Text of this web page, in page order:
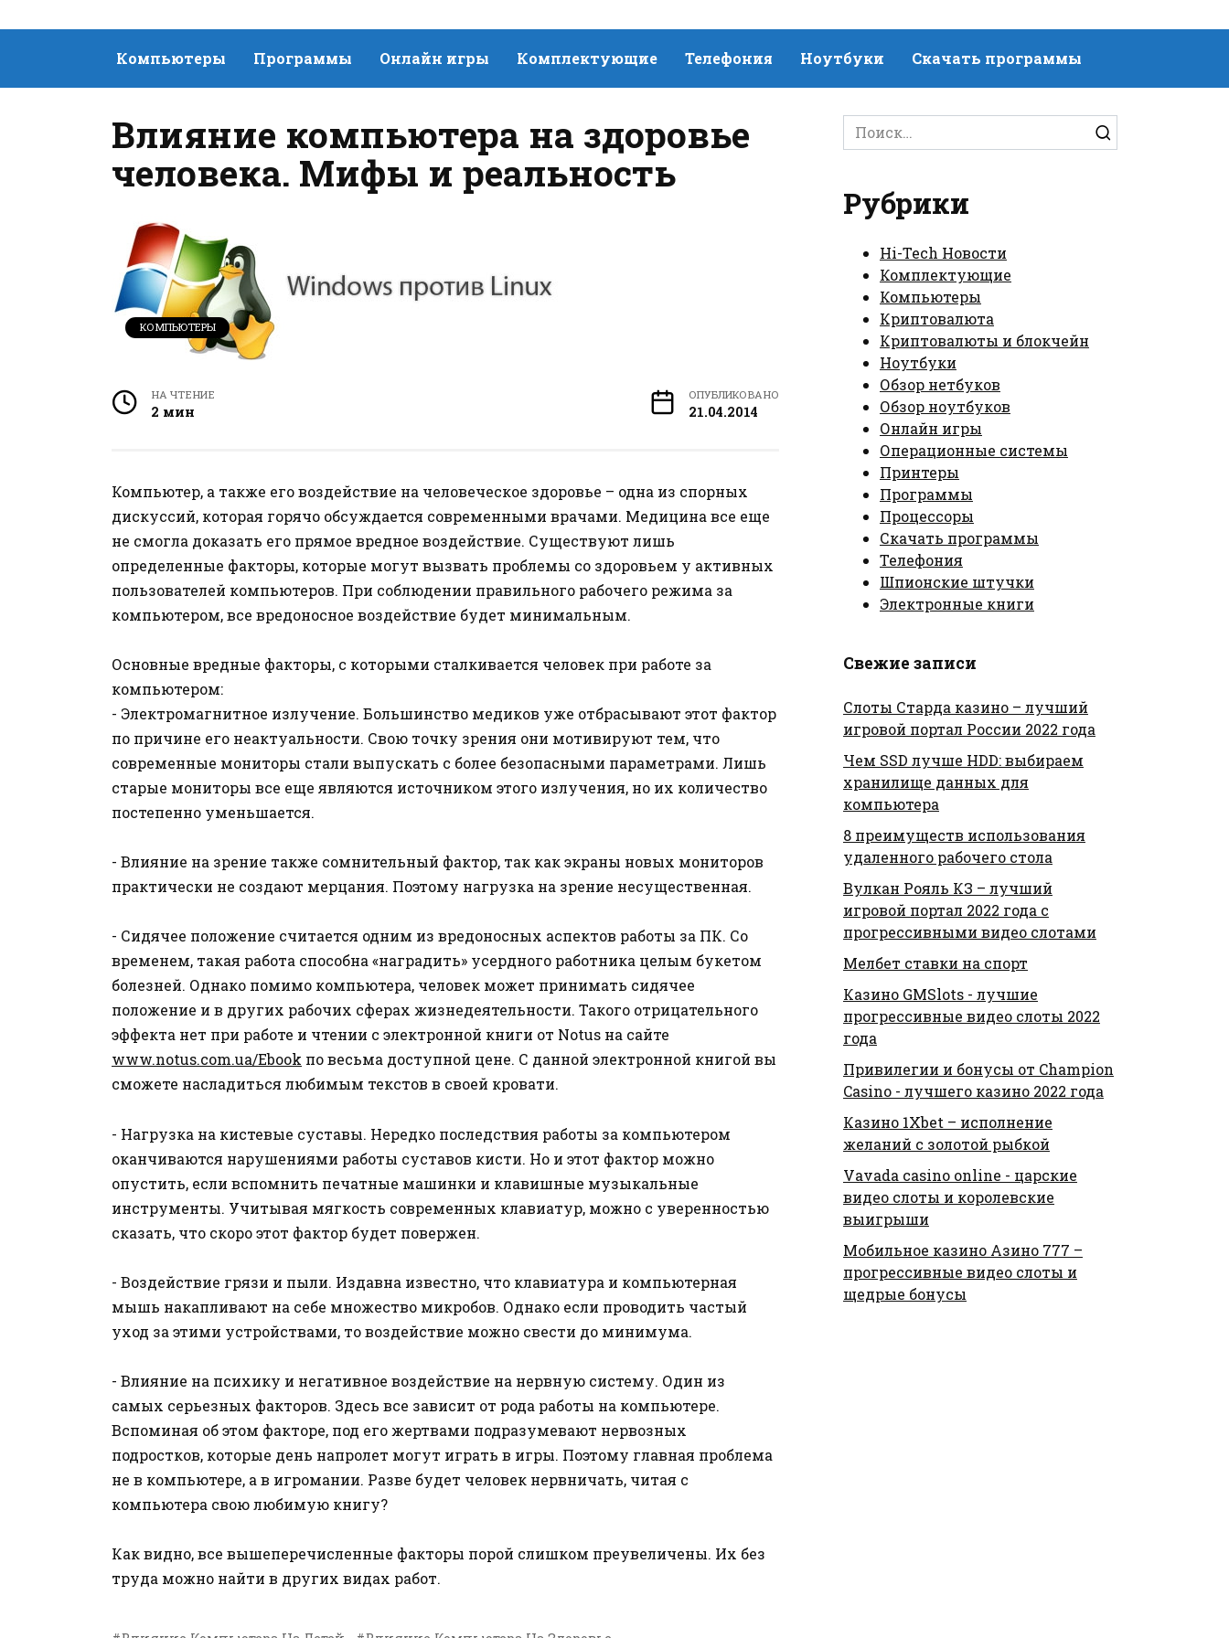
Компьютеры Программы Онлайн игры Комплектующие Телефония Ноутбуки Скачать программы
Влияние компьютера на здоровье
человека. Мифы и реальность
КОМПЬЮТЕРЫ
НА ЧТЕНИЕ
2 мин
ОПУБЛИКОВАНО
21.04.2014
Компьютер, а также его воздействие на человеческое здоровье – одна из спорных
дискуссий, которая горячо обсуждается современными врачами. Медицина все еще
не смогла доказать его прямое вредное воздействие. Существуют лишь
определенные факторы, которые могут вызвать проблемы со здоровьем у активных
пользователей компьютеров. При соблюдении правильного рабочего режима за
компьютером, все вредоносное воздействие будет минимальным.
Основные вредные факторы, с которыми сталкивается человек при работе за
компьютером:
- Электромагнитное излучение. Большинство медиков уже отбрасывают этот фактор
по причине его неактуальности. Свою точку зрения они мотивируют тем, что
современные мониторы стали выпускать с более безопасными параметрами. Лишь
старые мониторы все еще являются источником этого излучения, но их количество
постепенно уменьшается.
- Влияние на зрение также сомнительный фактор, так как экраны новых мониторов
практически не создают мерцания. Поэтому нагрузка на зрение несущественная.
- Сидячее положение считается одним из вредоносных аспектов работы за ПК. Со
временем, такая работа способна «наградить» усердного работника целым букетом
болезней. Однако помимо компьютера, человек может принимать сидячее
положение и в других рабочих сферах жизнедеятельности. Такого отрицательного
эффекта нет при работе и чтении с электронной книги от Notus на сайте
www.notus.com.ua/Ebook по весьма доступной цене. С данной электронной книгой вы
сможете насладиться любимым текстов в своей кровати.
- Нагрузка на кистевые суставы. Нередко последствия работы за компьютером
оканчиваются нарушениями работы суставов кисти. Но и этот фактор можно
опустить, если вспомнить печатные машинки и клавишные музыкальные
инструменты. Учитывая мягкость современных клавиатур, можно с уверенностью
сказать, что скоро этот фактор будет повержен.
- Воздействие грязи и пыли. Издавна известно, что клавиатура и компьютерная
мышь накапливают на себе множество микробов. Однако если проводить частый
уход за этими устройствами, то воздействие можно свести до минимума.
- Влияние на психику и негативное воздействие на нервную систему. Один из
самых серьезных факторов. Здесь все зависит от рода работы на компьютере.
Вспоминая об этом факторе, под его жертвами подразумевают нервозных
подростков, которые день напролет могут играть в игры. Поэтому главная проблема
не в компьютере, а в игромании. Разве будет человек нервничать, читая с
компьютера свою любимую книгу?
Как видно, все вышеперечисленные факторы порой слишком преувеличены. Их без
труда можно найти в других видах работ.
Search
for:
Рубрики
Hi-Tech Новости
Комплектующие
Компьютеры
Криптовалюта
Криптовалюты и блокчейн
Ноутбуки
Обзор нетбуков
Обзор ноутбуков
Онлайн игры
Операционные системы
Принтеры
Программы
Процессоры
Скачать программы
Телефония
Шпионские штучки
Электронные книги
Свежие записи
Слоты Старда казино – лучший
игровой портал России 2022 года
Чем SSD лучше HDD: выбираем
хранилище данных для
компьютера
8 преимуществ использования
удаленного рабочего стола
Вулкан Рояль КЗ – лучший
игровой портал 2022 года с
прогрессивными видео слотами
Мелбет ставки на спорт
Казино GMSlots - лучшие
прогрессивные видео слоты 2022
года
Привилегии и бонусы от Champion
Casino - лучшего казино 2022 года
Казино 1Xbet – исполнение
желаний с золотой рыбкой
Vavada casino online - царские
видео слоты и королевские
выигрыши
Мобильное казино Азино 777 –
прогрессивные видео слоты и
щедрые бонусы